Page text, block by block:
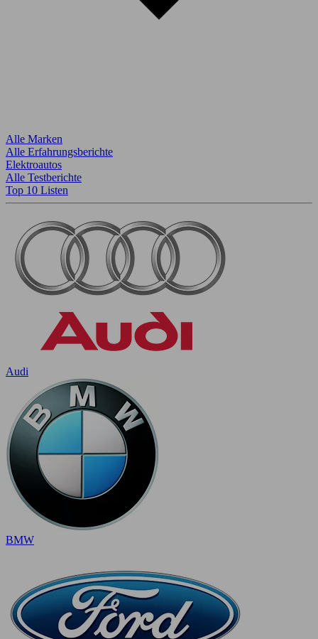
Alle Marken
Alle Erfahrungsberichte
Elektroautos
Alle Testberichte
Top 10 Listen
Audi
BMW